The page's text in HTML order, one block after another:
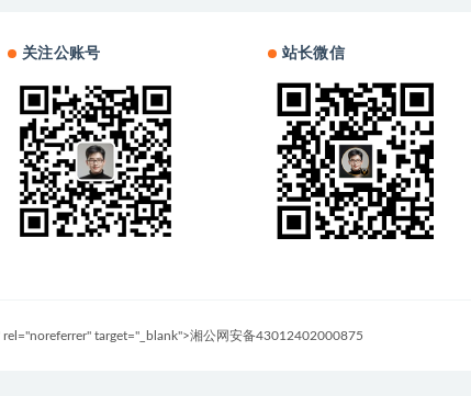
关注公账号 站长微信
target="_blank">湘公网安备43012402000875